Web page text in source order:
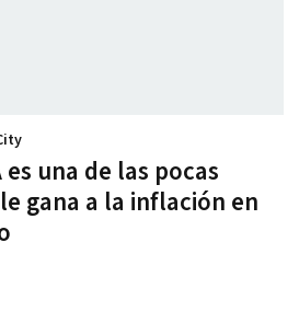
una de las pocas
gana a la inflación en